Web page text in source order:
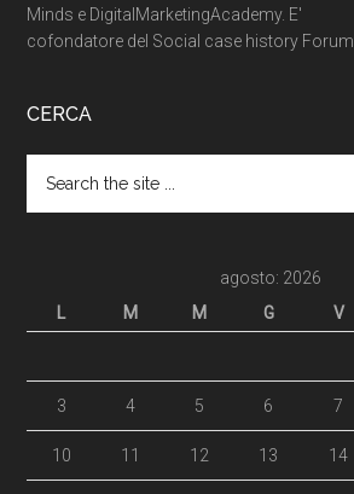
Minds e DigitalMarketingAcademy. E'
cofondatore del Social case history Forum.
CERCA
agosto: 2026
L
M M G V
3 4 5 6 7
10 11 12 13 14